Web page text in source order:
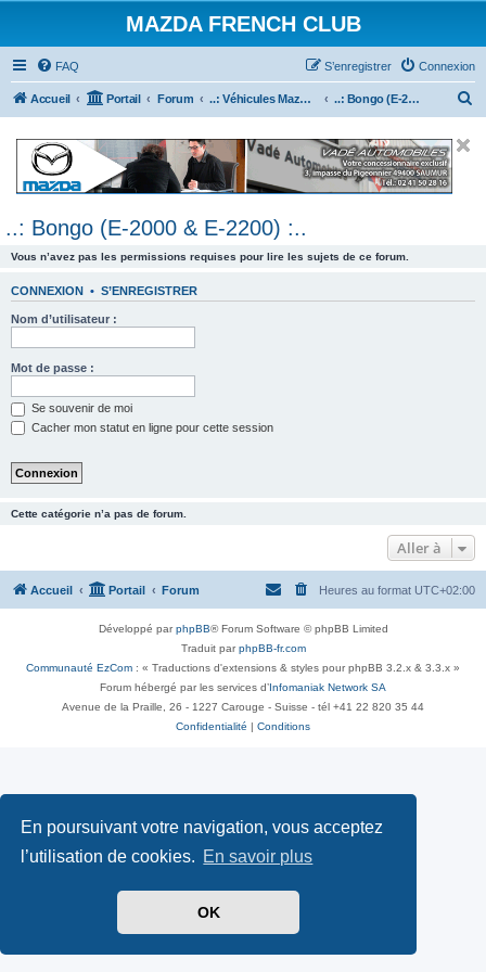
En poursuivant votre navigation, vous acceptez
l’utilisation de cookies. En savoir plus
OK
MAZDA FRENCH CLUB
FAQ Connexion
S’enregistrer
Accueil Portail Forum ..: Véhicules Mazda ancien (<2003) :.. ..: Bongo (E-2000 & E-2200) :..
e
..: Bongo (E-2000 & E-2200) :..
Vous n’avez pas les permissions requises pour lire les sujets de ce forum.
CONNEXION • S’ENREGISTRER
Nom d’utilisateur :
Mot de passe :
Se souvenir de moi
Cacher mon statut en ligne pour cette session
Cette catégorie n’a pas de forum.
Aller à
Accueil Portail Forum Heures au format UTC+02:00
Développé parphpBB® Forum Software © phpBB Limited
Traduit parphpBB-fr.com
Communauté EzCom : « Traductions d'extensions & styles pour phpBB 3.2.x & 3.3.x »
Forum hébergé par les services d’ Infomaniak Network SA
Avenue de la Praille, 26 - 1227 Carouge - Suisse - tél +41 22 820 35 44
Confidentialité
Conditions